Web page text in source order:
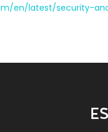
en/latest/security-